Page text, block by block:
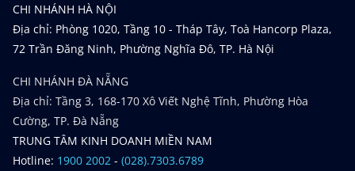
CHI NHÁNH HÀ NỘI
Địa chỉ: Phòng 1020, Tầng 10 - Tháp Tây, Toà Hancorp Plaza,
72 Trần Đăng Ninh, Phường Nghĩa Đô, TP. Hà Nội
CHI NHÁNH ĐÀ NẴNG
Địa chỉ: Tầng 3, 168-170 Xô Viết Nghệ Tĩnh, Phường Hòa
Cường, TP. Đà Nẵng
TRUNG TÂM KINH DOANH MIỀN NAM
Hotline: 1900 2002 - (028).7303.6789